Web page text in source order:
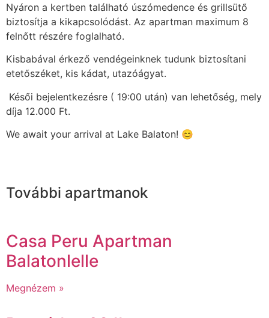
Nyáron a kertben található úszómedence és grillsütő
biztosítja a kikapcsolódást. Az apartman maximum 8
felnőtt részére foglalható.
Kisbabával érkező vendégeinknek tudunk biztosítani
etetőszéket, kis kádat, utazóágyat.
Késői bejelentkezésre ( 19:00 után) van lehetőség, mely
díja 12.000 Ft.
‎‎We await your arrival at Lake Balaton! 😊
További apartmanok
Casa Peru Apartman
Balatonlelle
Megnézem »